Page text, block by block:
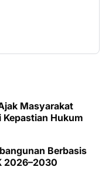
Masyarakat
Hukum
Berbasis
2026–2030